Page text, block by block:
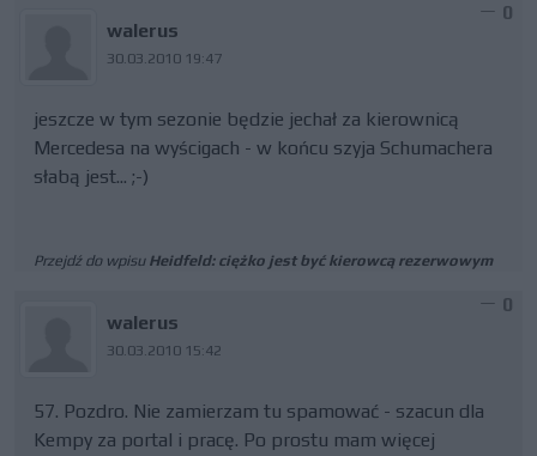
walerus
30.03.2010 19:47
0
jeszcze w tym sezonie będzie jechał za kierownicą
Mercedesa na wyścigach - w końcu szyja Schumachera
słabą jest... ;-)
Przejdź do wpisu Heidfeld: ciężko jest być kierowcą rezerwowym
walerus
30.03.2010 15:42
0
57. Pozdro. Nie zamierzam tu spamować - szacun dla
Kempy za portal i pracę. Po prostu mam więcej